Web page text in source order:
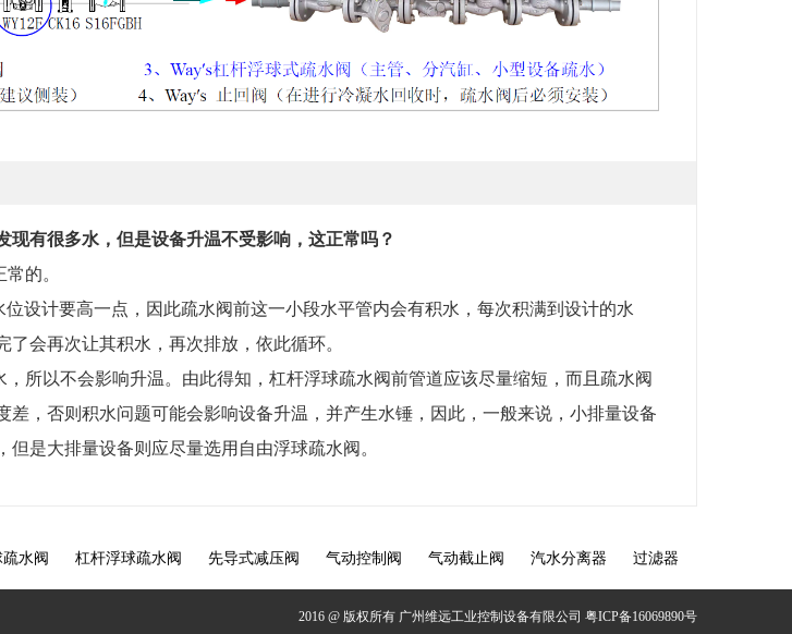
现有很多水，但是设备升温不受影响，这正常吗？
的。
位设计要高一点，因此疏水阀前这一小段水平管内会有积水，每次积满到设计的水
了会再次让其积水，再次排放，依此循环。
，所以不会影响升温。由此得知，杠杆浮球疏水阀前管道应该尽量缩短，而且疏水阀
差，否则积水问题可能会影响设备升温，并产生水锤，因此，一般来说，小排量设备
但是大排量设备则应尽量选用自由浮球疏水阀。
水阀 杠杆浮球疏水阀 先导式减压阀 气动控制阀 气动截止阀 汽水分离器 过滤器
2016 @ 版权所有 广州维远工业控制设备有限公司 粤ICP备16069890号